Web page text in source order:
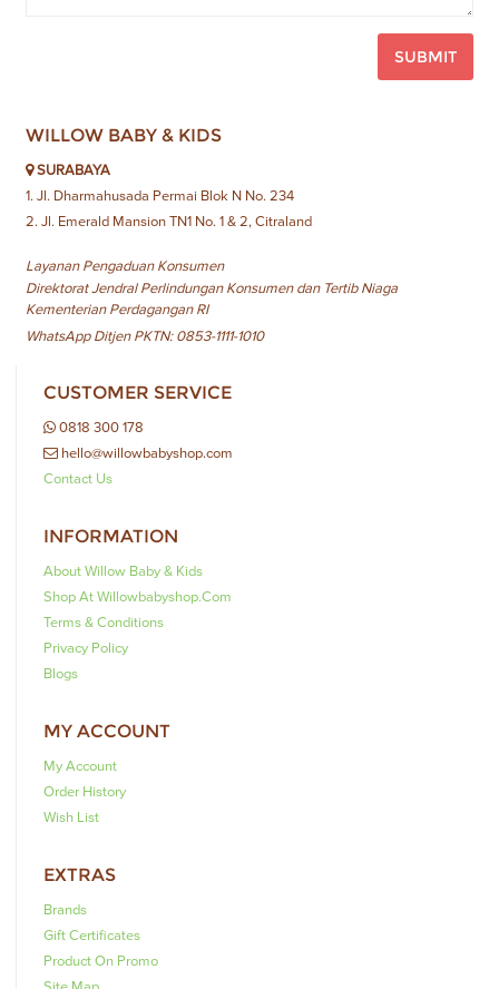
SUBMIT
WILLOW BABY & KIDS
SURABAYA
1. Jl. Dharmahusada Permai Blok N No. 234
2. Jl. Emerald Mansion TN1 No. 1 & 2, Citraland
Layanan Pengaduan Konsumen
Direktorat Jendral Perlindungan Konsumen dan Tertib Niaga
Kementerian Perdagangan RI
WhatsApp Ditjen PKTN: 0853-1111-1010
CUSTOMER SERVICE
0818 300 178
hello@willowbabyshop.com
Contact Us
INFORMATION
About Willow Baby & Kids
Shop At Willowbabyshop.com
Terms & Conditions
Privacy Policy
Blogs
MY ACCOUNT
My Account
Order History
Wish List
EXTRAS
Brands
Gift Certificates
Product On Promo